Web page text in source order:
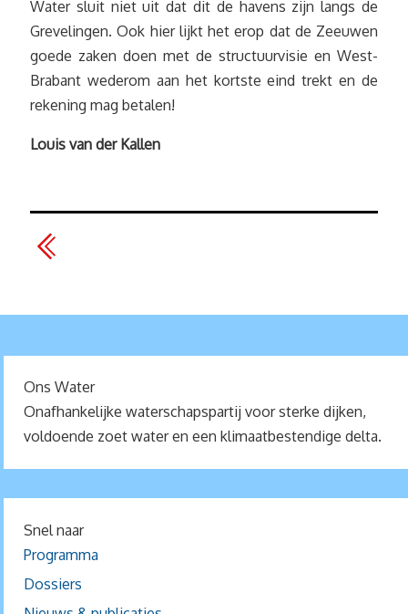
Water sluit niet uit dat dit de havens zijn langs de
Grevelingen. Ook hier lijkt het erop dat de Zeeuwen
goede zaken doen met de structuurvisie en West-
Brabant wederom aan het kortste eind trekt en de
rekening mag betalen!
Louis van der Kallen
Ons Water
Onafhankelijke waterschapspartij voor sterke dijken,
voldoende zoet water en een klimaatbestendige delta.
Snel naar
Programma
Dossiers